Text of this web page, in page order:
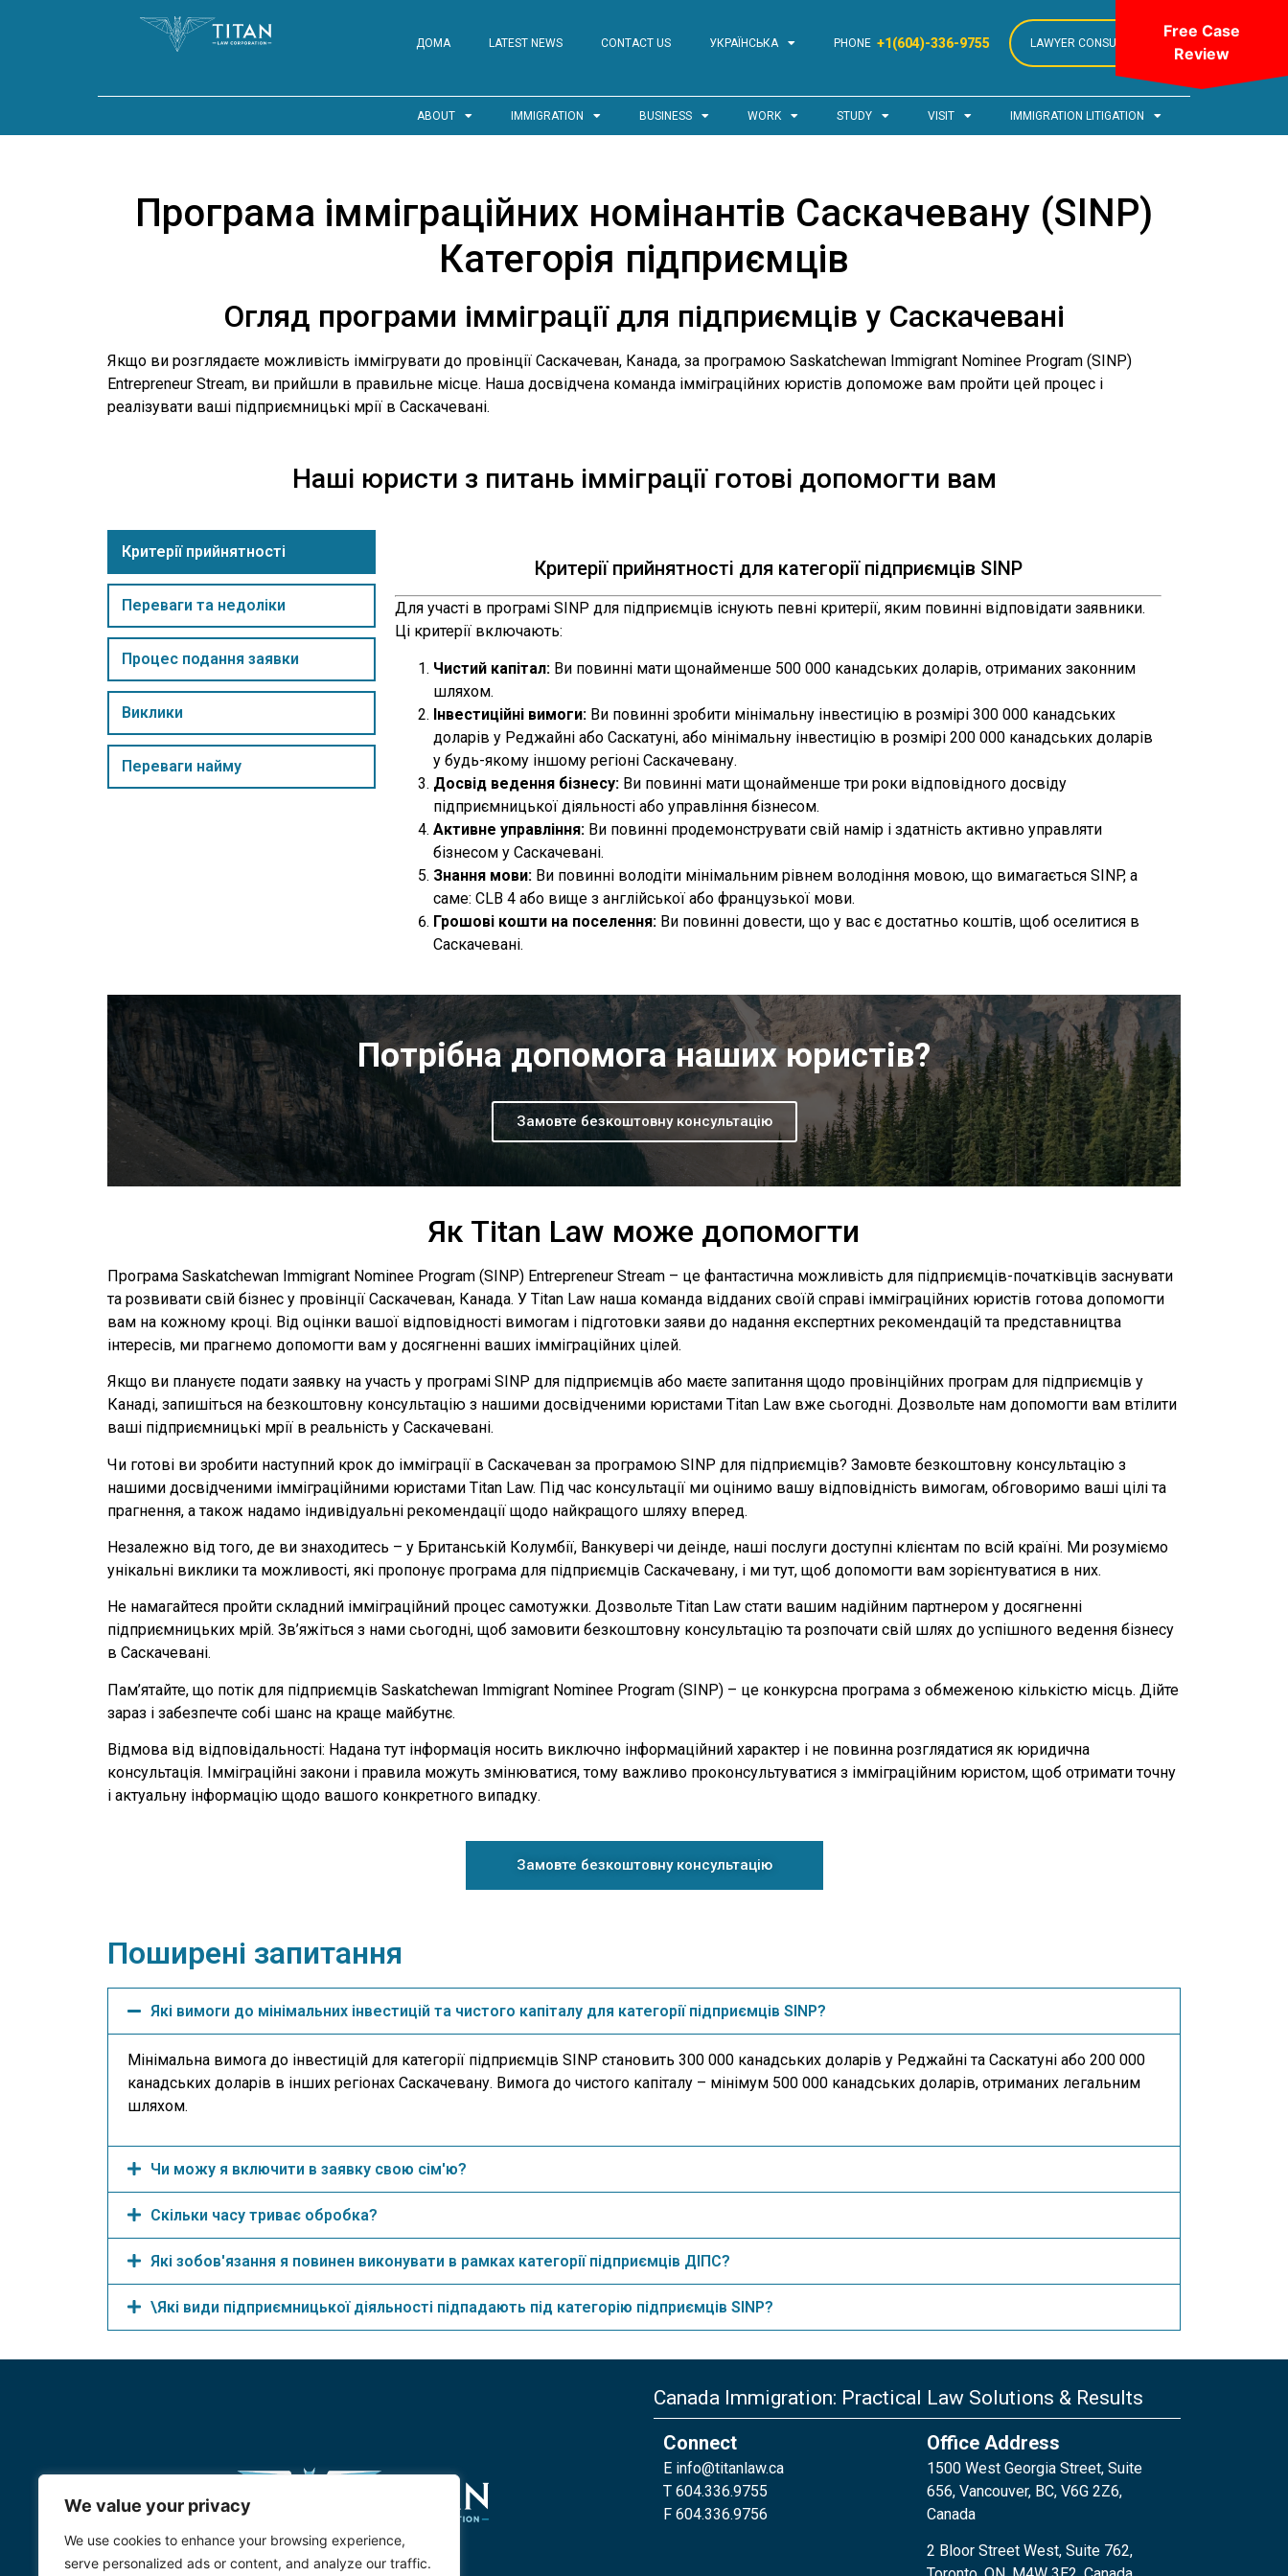
We value your privacy
We use cookies to enhance your browsing experience,
serve personalized ads or content, and analyze our traffic.
ДОМА LATEST NEWS CONTACT US УКРАЇНСЬКА PHONE +1(604)-336-9755 LAWYER CONSULTATION
ABOUT IMMIGRATION BUSINESS WORK STUDY VISIT IMMIGRATION LITIGATION
Програма імміграційних номінантів Саскачевану (SINP)
Категорія підприємців
Огляд програми імміграції для підприємців у Саскачевані
Якщо ви розглядаєте можливість іммігрувати до провінції Саскачеван, Канада, за програмою Saskatchewan Immigrant Nominee Program (SINP)
Entrepreneur Stream, ви прийшли в правильне місце. Наша досвідчена команда імміграційних юристів допоможе вам пройти цей процес і
реалізувати ваші підприємницькі мрії в Саскачевані.
Наші юристи з питань імміграції готові допомогти вам
Критерії прийнятності
Переваги та недоліки
Процес подання заявки
Виклики
Переваги найму
Критерії прийнятності для категорії підприємців SINP
Для участі в програмі SINP для підприємців існують певні критерії, яким повинні відповідати заявники.
Ці критерії включають:
Чистий капітал: Ви повинні мати щонайменше 500 000 канадських доларів, отриманих законним
шляхом.
Інвестиційні вимоги: Ви повинні зробити мінімальну інвестицію в розмірі 300 000 канадських
доларів у Реджайні або Саскатуні, або мінімальну інвестицію в розмірі 200 000 канадських доларів
у будь-якому іншому регіоні Саскачевану.
Досвід ведення бізнесу: Ви повинні мати щонайменше три роки відповідного досвіду
підприємницької діяльності або управління бізнесом.
Активне управління: Ви повинні продемонструвати свій намір і здатність активно управляти
бізнесом у Саскачевані.
Знання мови: Ви повинні володіти мінімальним рівнем володіння мовою, що вимагається SINP, а
саме: CLB 4 або вище з англійської або французької мови.
Грошові кошти на поселення: Ви повинні довести, що у вас є достатньо коштів, щоб оселитися в
Саскачевані.
Потрібна допомога наших юристів?
Замовте безкоштовну консультацію
Як Titan Law може допомогти
Програма Saskatchewan Immigrant Nominee Program (SINP) Entrepreneur Stream – це фантастична можливість для підприємців-початківців заснувати
та розвивати свій бізнес у провінції Саскачеван, Канада. У Titan Law наша команда відданих своїй справі імміграційних юристів готова допомогти
вам на кожному кроці. Від оцінки вашої відповідності вимогам і підготовки заяви до надання експертних рекомендацій та представництва
інтересів, ми прагнемо допомогти вам у досягненні ваших імміграційних цілей.
Якщо ви плануєте подати заявку на участь у програмі SINP для підприємців або маєте запитання щодо провінційних програм для підприємців у
Канаді, запишіться на безкоштовну консультацію з нашими досвідченими юристами Titan Law вже сьогодні. Дозвольте нам допомогти вам втілити
ваші підприємницькі мрії в реальність у Саскачевані.
Чи готові ви зробити наступний крок до імміграції в Саскачеван за програмою SINP для підприємців? Замовте безкоштовну консультацію з
нашими досвідченими імміграційними юристами Titan Law. Під час консультації ми оцінимо вашу відповідність вимогам, обговоримо ваші цілі та
прагнення, а також надамо індивідуальні рекомендації щодо найкращого шляху вперед.
Незалежно від того, де ви знаходитесь – у Британській Колумбії, Ванкувері чи деінде, наші послуги доступні клієнтам по всій країні. Ми розуміємо
унікальні виклики та можливості, які пропонує програма для підприємців Саскачевану, і ми тут, щоб допомогти вам зорієнтуватися в них.
Не намагайтеся пройти складний імміграційний процес самотужки. Дозвольте Titan Law стати вашим надійним партнером у досягненні
підприємницьких мрій. Зв’яжіться з нами сьогодні, щоб замовити безкоштовну консультацію та розпочати свій шлях до успішного ведення бізнесу
в Саскачевані.
Пам’ятайте, що потік для підприємців Saskatchewan Immigrant Nominee Program (SINP) – це конкурсна програма з обмеженою кількістю місць. Дійте
зараз і забезпечте собі шанс на краще майбутнє.
Відмова від відповідальності: Надана тут інформація носить виключно інформаційний характер і не повинна розглядатися як юридична
консультація. Імміграційні закони і правила можуть змінюватися, тому важливо проконсультуватися з імміграційним юристом, щоб отримати точну
і актуальну інформацію щодо вашого конкретного випадку.
Замовте безкоштовну консультацію
Поширені запитання
Які вимоги до мінімальних інвестицій та чистого капіталу для категорії підприємців SINP?
Мінімальна вимога до інвестицій для категорії підприємців SINP становить 300 000 канадських доларів у Реджайні та Саскатуні або 200 000
канадських доларів в інших регіонах Саскачевану. Вимога до чистого капіталу – мінімум 500 000 канадських доларів, отриманих легальним
шляхом.
Чи можу я включити в заявку свою сім'ю?
Скільки часу триває обробка?
Які зобов'язання я повинен виконувати в рамках категорії підприємців ДІПС?
\Які види підприємницької діяльності підпадають під категорію підприємців SINP?
Canada Immigration: Practical Law Solutions & Results
Connect
E info@titanlaw.ca
T 604.336.9755
F 604.336.9756
Office Address
1500 West Georgia Street, Suite
656, Vancouver, BC, V6G 2Z6,
Canada
2 Bloor Street West, Suite 762,
Free Case
Review